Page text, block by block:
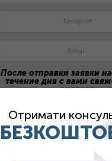
После отправки заявки
течение дня с вами
эксперт
ПОЛУЧИТЬ
Отримати